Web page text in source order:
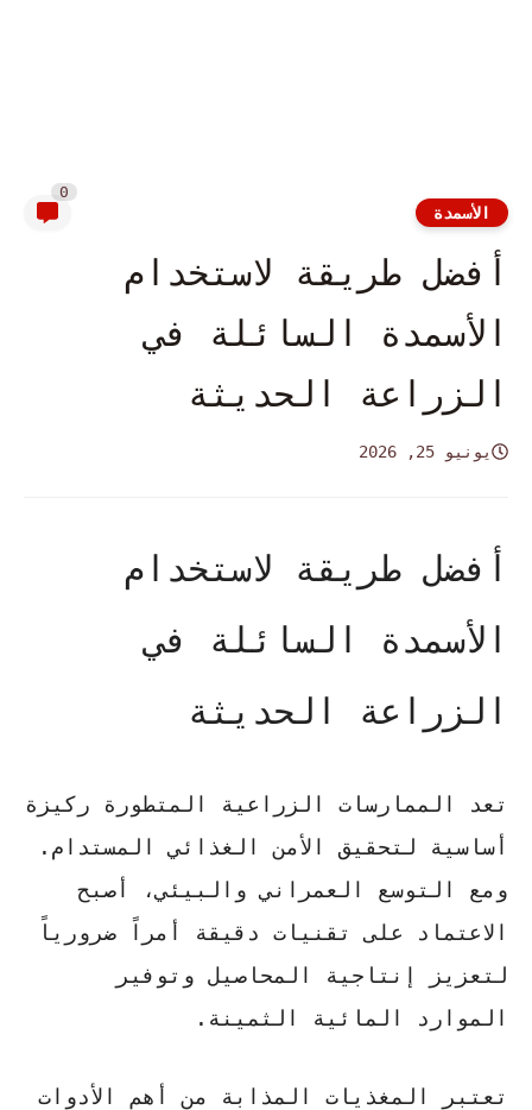
الأسمدة
0
أفضل طريقة لاستخدام
الأسمدة السائلة في
الزراعة الحديثة
يونيو 25, 2026
أفضل طريقة لاستخدام
الأسمدة السائلة في
الزراعة الحديثة
تعد الممارسات الزراعية المتطورة ركيزة
أساسية لتحقيق الأمن الغذائي المستدام.
ومع التوسع العمراني والبيئي، أصبح
الاعتماد على تقنيات دقيقة أمراً ضرورياً
لتعزيز إنتاجية المحاصيل وتوفير
الموارد المائية الثمينة.
تعتبر المغذيات المذابة من أهم الأدوات